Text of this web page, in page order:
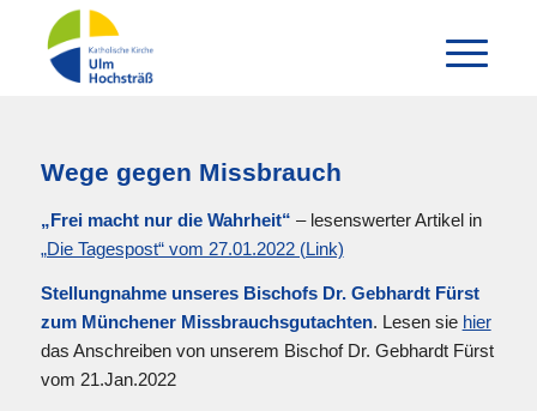
Wege gegen Missbrauch
„Frei macht nur die Wahrheit“ – lesenswerter Artikel in
„Die Tagespost“ vom 27.01.2022 (Link)
Stellungnahme unseres Bischofs Dr. Gebhardt Fürst
zum Münchener Missbrauchsgutachten. Lesen sie hier
das Anschreiben von unserem Bischof Dr. Gebhardt Fürst
vom 21.Jan.2022